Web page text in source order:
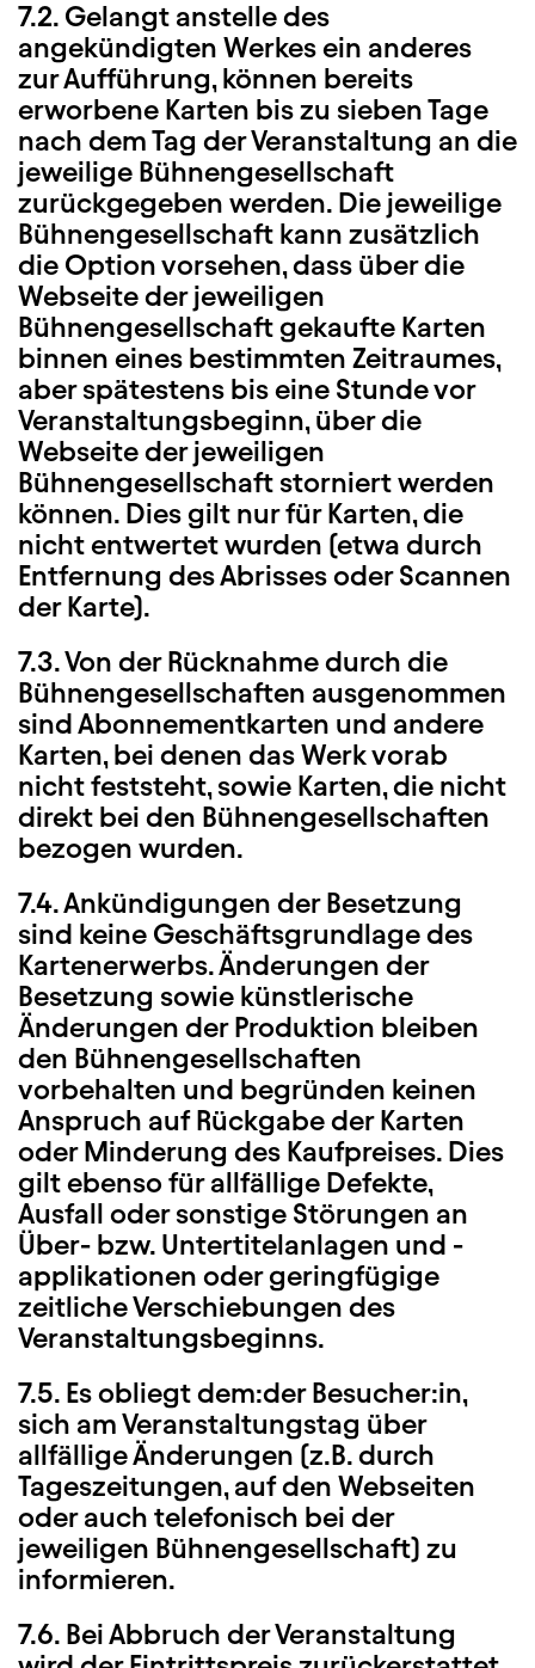
7.2. Gelangt anstelle des
angekündigten Werkes ein anderes
zur Aufführung, können bereits
erworbene Karten bis zu sieben Tage
nach dem Tag der Veranstaltung an die
jeweilige Bühnengesellschaft
zurückgegeben werden. Die jeweilige
Bühnengesellschaft kann zusätzlich
die Option vorsehen, dass über die
Webseite der jeweiligen
Bühnengesellschaft gekaufte Karten
binnen eines bestimmten Zeitraumes,
aber spätestens bis eine Stunde vor
Veranstaltungsbeginn, über die
Webseite der jeweiligen
Bühnengesellschaft storniert werden
können. Dies gilt nur für Karten, die
nicht entwertet wurden (etwa durch
Entfernung des Abrisses oder Scannen
der Karte).
7.3. Von der Rücknahme durch die
Bühnengesellschaften ausgenommen
sind Abonnementkarten und andere
Karten, bei denen das Werk vorab
nicht feststeht, sowie Karten, die nicht
direkt bei den Bühnengesellschaften
bezogen wurden.
7.4. Ankündigungen der Besetzung
sind keine Geschäftsgrundlage des
Kartenerwerbs. Änderungen der
Besetzung sowie künstlerische
Änderungen der Produktion bleiben
den Bühnengesellschaften
vorbehalten und begründen keinen
Anspruch auf Rückgabe der Karten
oder Minderung des Kaufpreises. Dies
gilt ebenso für allfällige Defekte,
Ausfall oder sonstige Störungen an
Über- bzw. Untertitelanlagen und -
applikationen oder geringfügige
zeitliche Verschiebungen des
Veranstaltungsbeginns.
7.5. Es obliegt dem:der Besucher:in,
sich am Veranstaltungstag über
allfällige Änderungen (z.B. durch
Tageszeitungen, auf den Webseiten
oder auch telefonisch bei der
jeweiligen Bühnengesellschaft) zu
informieren.
7.6. Bei Abbruch der Veranstaltung